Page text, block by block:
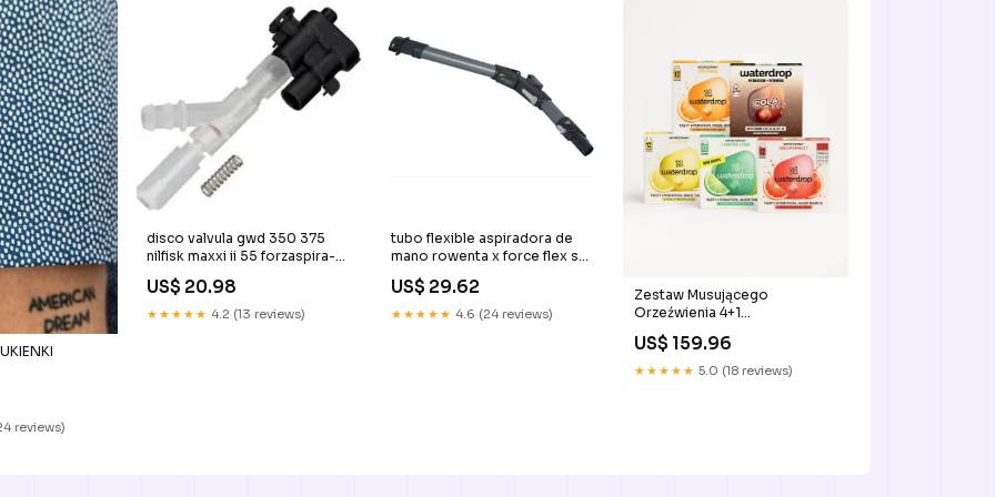
reviews)
disco valvula gwd 350 375
nilfisk maxxi ii 55 forzaspira-
US$ 20.98
★★★★★ 4.2 (13 reviews)
tubo flexible aspiradora de
mano rowenta x force flex ss
lavavajillas
US$ 29.62
★★★★★ 4.6 (24 reviews)
Zestaw Musującego
Orzeźwienia 4+1
US$ 159.96
★★★★★ 5.0 (18 reviews)